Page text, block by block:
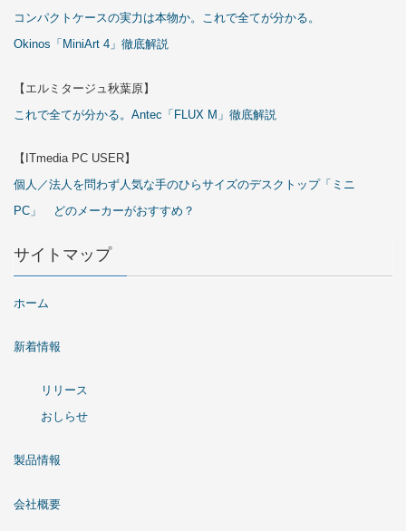
コンパクトケースの実力は本物か。これで全てが分かる。
Okinos「MiniArt 4」徹底解説
【エルミタージュ秋葉原】
これで全てが分かる。Antec「FLUX M」徹底解説
【ITmedia PC USER】
個人／法人を問わず人気な手のひらサイズのデスクトップ「ミニ
PC」 どのメーカーがおすすめ？
サイトマップ
ホーム
新着情報
リリース
おしらせ
製品情報
会社概要